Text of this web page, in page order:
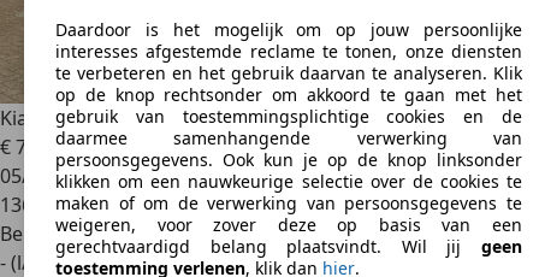
Kia Ceed / cee'd1.6 4 seizoenen banden, trekhaak, airco
€ 7.950
05/2014
136.251 km
Benzine
- (l/100 km)
Daardoor is het mogelijk om op jouw persoonlijke
interesses afgestemde reclame te tonen, onze diensten
te verbeteren en het gebruik daarvan te analyseren. Klik
op de knop rechtsonder om akkoord te gaan met het
gebruik van toestemmingsplichtige cookies en de
daarmee samenhangende verwerking van
persoonsgegevens. Ook kun je op de knop linksonder
klikken om een nauwkeurige selectie over de cookies te
maken of om de verwerking van persoonsgegevens te
weigeren, voor zover deze op basis van een
gerechtvaardigd belang plaatsvindt. Wil jij geen
toestemming verlenen, klik dan hier.